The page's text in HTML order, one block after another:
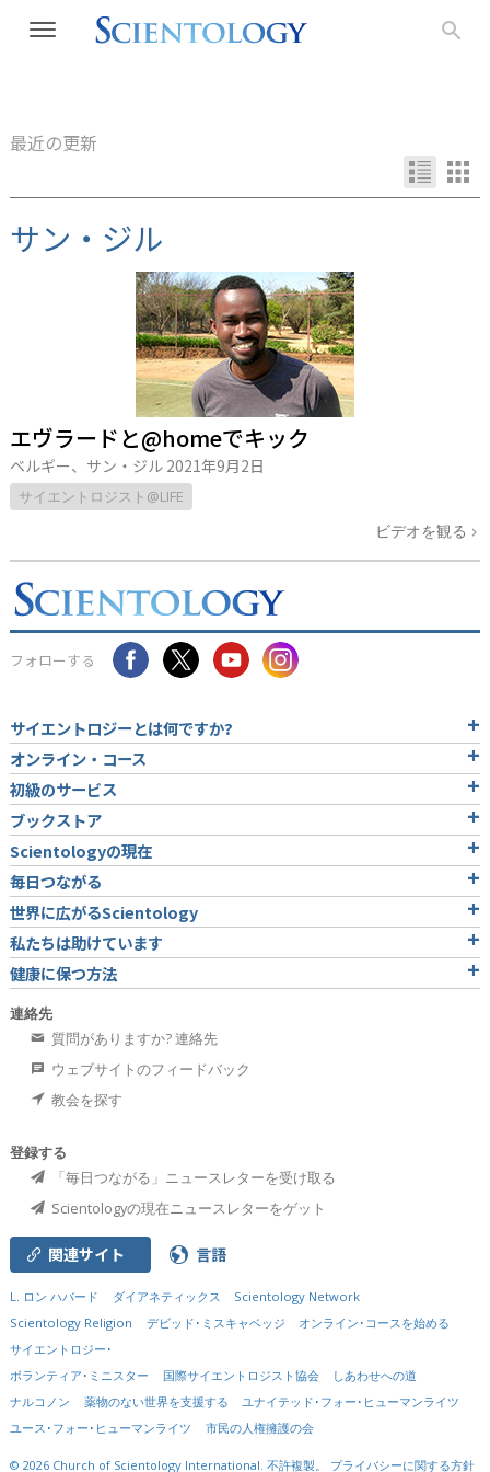
最近の更新
サン・ジル
エヴラードと@homeでキック
ベルギー、サン・ジル 2021年9月2日
サイエントロジスト@LIFE
ビデオを観る
フォローする
サイエントロジーとは何ですか?
オンライン・コース
初級のサービス
ブックストア
Scientologyの現在
毎日つながる
世界に広がるScientology
私たちは助けています
健康に保つ方法
連絡先
質問がありますか? 連絡先
ウェブサイトのフィードバック
教会を探す
登録する
「毎日つながる」ニュースレターを受け取る
Scientologyの現在ニュースレターをゲット
関連サイト 言語
L. ロン ハバード ダイアネティックス
Scientology Network
Scientology Religion
デビッド･ミスキャベッジ
オンライン･コースを始める
サイエントロジー･
ボランティア･ミニスター
国際サイエントロジスト協会
しあわせへの道
ナルコノン
薬物のない世界を支援する
ユナイテッド･フォー･ヒューマンライツ
ユース･フォー･ヒューマンライツ
市民の人権擁護の会
© 2026 Church of Scientology International. 不許複製。 プライバシーに関する方針